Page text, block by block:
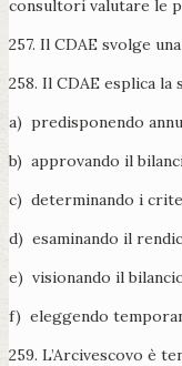
consultori valutare le
257. Il CDAE svolge
258. Il CDAE esplica
a) predisponendo
b) approvando il
c) determinando i
d) esaminando il
e) visionando il
f) eleggendo
259. L’Arcivescovo è